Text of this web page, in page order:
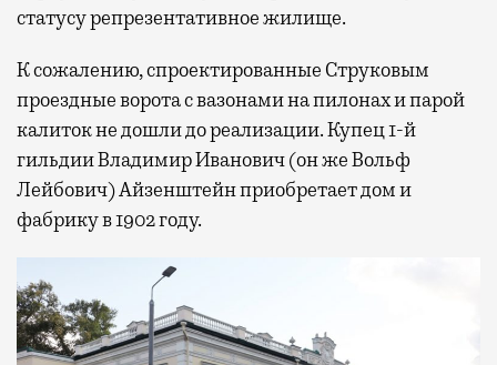
статусу репрезентативное жилище.
К сожалению, спроектированные Струковым
проездные ворота с вазонами на пилонах и парой
калиток не дошли до реализации. Купец 1-й
гильдии Владимир Иванович (он же Вольф
Лейбович) Айзенштейн приобретает дом и
фабрику в 1902 году.